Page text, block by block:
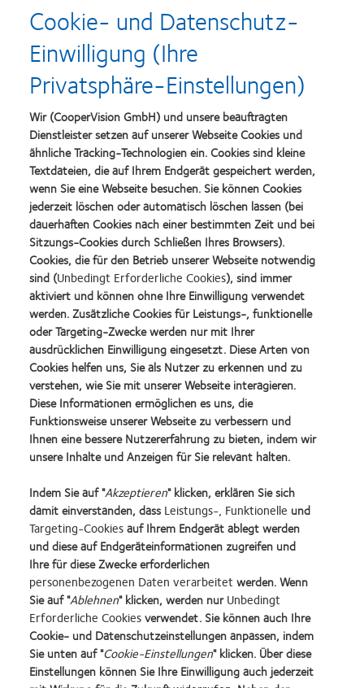
More Blog Posts
Myopie Management
Nicht kategorisiert
Learn
more
about
Top-
Arbeitgeber
Learn
more
about
Silmo
d’Or-
Preis
für
das
Learn
more
about
VDCO
Young
Förderer
Learn
more
about
Spectaris
Mitglied
more
about
2019
BCLA
Industry
Award
Winner
Learn
more
about
German
Innovation
Cookie- und Datenschutz-
Einwilligung (Ihre
Privatsphäre-Einstellungen)
Wir (CooperVision GmbH) und unsere beauftragten
Dienstleister setzen auf unserer Webseite Cookies und
ähnliche Tracking-Technologien ein. Cookies sind kleine
Textdateien, die auf Ihrem Endgerät gespeichert werden,
wenn Sie eine Webseite besuchen. Sie können Cookies
jederzeit löschen oder automatisch löschen lassen (bei
dauerhaften Cookies nach einer bestimmten Zeit und bei
Sitzungs-Cookies durch Schließen Ihres Browsers).
Cookies, die für den Betrieb unserer Webseite notwendig
sind (Unbedingt Erforderliche Cookies), sind immer
aktiviert und können ohne Ihre Einwilligung verwendet
werden. Zusätzliche Cookies für Leistungs-, funktionelle
oder Targeting-Zwecke werden nur mit Ihrer
ausdrücklichen Einwilligung eingesetzt. Diese Arten von
Cookies helfen uns, Sie als Nutzer zu erkennen und zu
verstehen, wie Sie mit unserer Webseite interagieren.
Diese Informationen ermöglichen es uns, die
Funktionsweise unserer Webseite zu verbessern und
Ihnen eine bessere Nutzererfahrung zu bieten, indem wir
unsere Inhalte und Anzeigen für Sie relevant halten.
Indem Sie auf "Akzeptieren" klicken, erklären Sie sich
damit einverstanden, dass Leistungs-, Funktionelle und
Targeting-Cookiesauf Ihrem Endgerät ablegt werden
und diese auf Endgeräteinformationen zugreifen und
Ihre für diese Zwecke erforderlichen
personenbezogenen Daten verarbeitet werden. Wenn
Sie auf "Ablehnen" klicken, werden nurUnbedingt
Erforderliche Cookiesverwendet. Sie können auch Ihre
Cookie- und Datenschutzeinstellungen anpassen, indem
Sie unten auf "Cookie-Einstellungen" klicken. Über diese
Einstellungen können Sie Ihre Einwilligung auch jederzeit